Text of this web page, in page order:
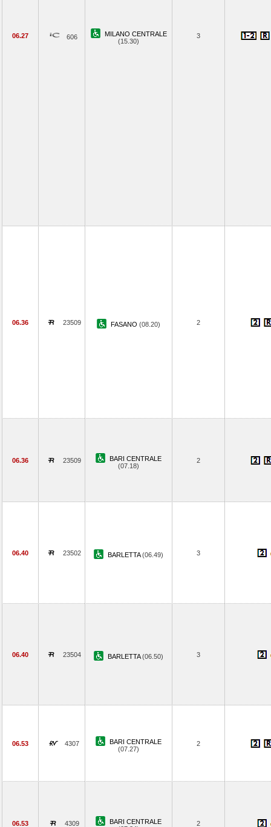
06.27 606
MILANO CENTRALE
(15.30)
3
06.36 23509 FASANO (08.20) 2
06.36 23509
BARI CENTRALE
(07.18)
2
06.40 23502 BARLETTA(06.49) 3
06.40 23504 BARLETTA(06.50) 3
06.53 4307
BARI CENTRALE
(07.27)
2
06.53 4309
BARI CENTRALE
2